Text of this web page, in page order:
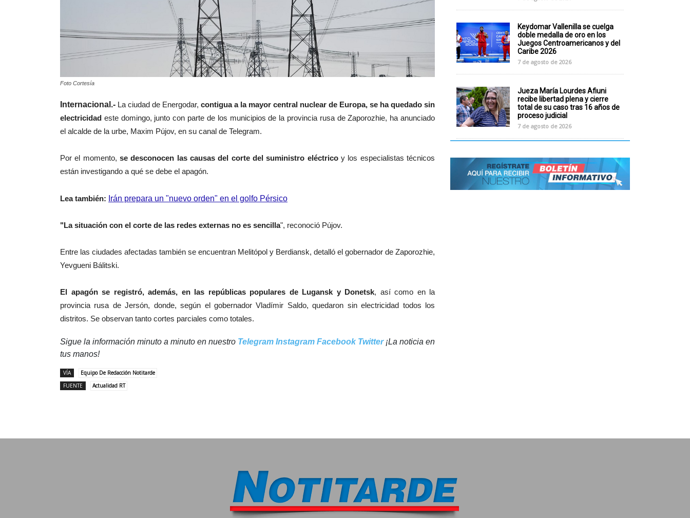
Foto Cortesía
Internacional.- La ciudad de Energodar, contigua a la mayor central nuclear de Europa, se ha quedado sin
electricidad este domingo, junto con parte de los municipios de la provincia rusa de Zaporozhie, ha anunciado
el alcalde de la urbe, Maxim Pújov, en su canal de Telegram.
Por el momento, se desconocen las causas del corte del suministro eléctricoy los especialistas técnicos
están investigando a qué se debe el apagón.
Lea también: Irán prepara un "nuevo orden" en el golfo Pérsico
"La situación con el corte de las redes externas no es sencilla", reconoció Pújov.
Entre las ciudades afectadas también se encuentran Melitópol y Berdiansk, detalló el gobernador de Zaporozhie,
Yevgueni Bálitski.
El apagón se registró, además, en las repúblicas populares de Lugansk y Donetsk, así como en la
provincia rusa de Jersón, donde, según el gobernador Vladímir Saldo, quedaron sin electricidad todos los
distritos. Se observan tanto cortes parciales como totales.
Sigue la información minuto a minuto en nuestro Telegram Instagram Facebook Twitter¡La noticia en
tus manos!
VÍA
Equipo De Redacción Notitarde
FUENTE
Actualidad RT
Keydomar Vallenilla se cuelga
doble medalla de oro en los
Juegos Centroamericanos y del
Caribe 2026
7 de agosto de 2026
Jueza María Lourdes Afiuni
recibe libertad plena y cierre
total de su caso tras 16 años de
proceso judicial
7 de agosto de 2026